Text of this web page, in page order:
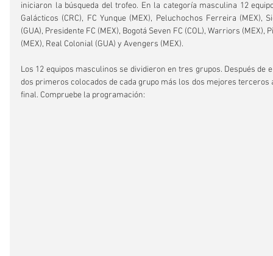
iniciaron la búsqueda del trofeo. En la categoría masculina 12
Galácticos (CRC), FC Yunque (MEX), Peluchochos Ferreira (MEX),
(GUA), Presidente FC (MEX), Bogotá Seven FC (COL), Warriors (MEX),
(MEX), Real Colonial (GUA) y Avengers (MEX).
Los 12 equipos masculinos se dividieron en tres grupos. Después de
dos primeros colocados de cada grupo más los dos mejores terceros
final. Compruebe la programación: